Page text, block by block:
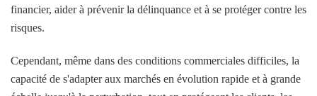
financier, aider à prévenir la délinquance et à se protéger contre les
risques.
Cependant, même dans des conditions commerciales difficiles, la
capacité de s'adapter aux marchés en évolution rapide et à grande